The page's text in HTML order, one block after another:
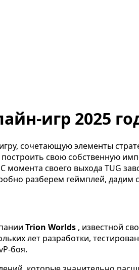
игр 2025
сочетающую элементы
свою собственную
момента своего выхода TUG
разберем геймплей, дадим
Trion Worlds , известной
лет разработки,
боя.